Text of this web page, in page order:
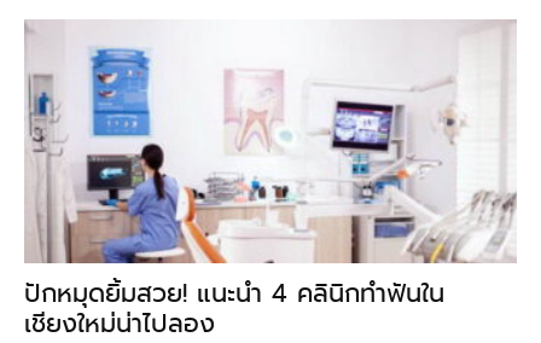
ปักหมุดยิ้มสวย! แนะนำ 4 คลินิกทำฟันใน
เชียงใหม่น่าไปลอง